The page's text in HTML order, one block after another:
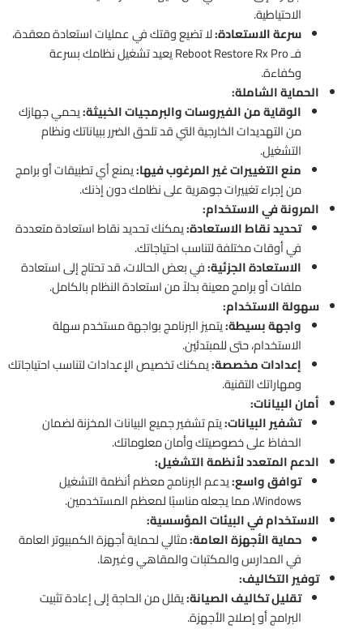
الاحتياطية.
سرعة الاستعادة:لا تضيع وقتك في عمليات استعادة معقدة،
فـ Reboot Restore Rx Pro يعيد تشغيل نظامك بسرعة
وكفاءة.
الحماية الشاملة:
الوقاية من الفيروسات والبرمجيات الخبيثة:يحمي جهازك
من التهديدات الخارجية التي قد تلحق الضرر ببياناتك ونظام
التشغيل.
منع التغييرات غير المرغوب فيها:يمنع أي تطبيقات أو برامج
من إجراء تغييرات جوهرية على نظامك دون إذنك.
المرونة في الاستخدام:
تحديد نقاط الاستعادة:يمكنك تحديد نقاط استعادة متعددة
في أوقات مختلفة لتناسب احتياجاتك.
الاستعادة الجزئية:في بعض الحالات، قد تحتاج إلى استعادة
ملفات أو برامج معينة بدلاً من استعادة النظام بالكامل.
سهولة الاستخدام:
واجهة بسيطة:يتميز البرنامج بواجهة مستخدم سهلة
الاستخدام، حتى للمبتدئين.
إعدادات مخصصة:يمكنك تخصيص الإعدادات لتناسب احتياجاتك
ومهاراتك التقنية.
أمان البيانات:
تشفير البيانات:يتم تشفير جميع البيانات المخزنة لضمان
الحفاظ على خصوصيتك وأمان معلوماتك.
الدعم المتعدد لأنظمة التشغيل:
توافق واسع:يدعم البرنامج معظم أنظمة التشغيل
Windows، مما يجعله مناسبًا لمعظم المستخدمين.
الاستخدام في البيئات المؤسسية:
حماية الأجهزة العامة:مثالي لحماية أجهزة الكمبيوتر العامة
في المدارس والمكتبات والمقاهي وغيرها.
توفير التكاليف:
تقليل تكاليف الصيانة:يقلل من الحاجة إلى إعادة تثبيت
البرامج أو إصلاح الأجهزة.